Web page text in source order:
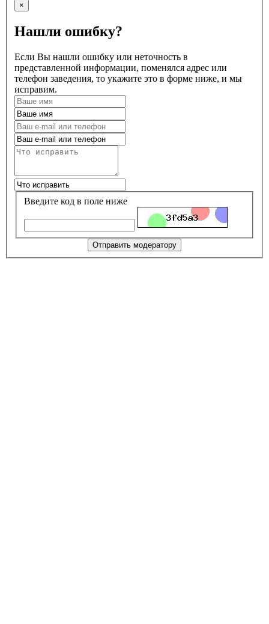
×
Нашли ошибку?
Если Вы нашли ошибку или неточность в
представленной информации, поменялся адрес или
телефон заведения, то укажите это в форме ниже, и мы
исправим.
Введите код в поле ниже
Отправить модератору